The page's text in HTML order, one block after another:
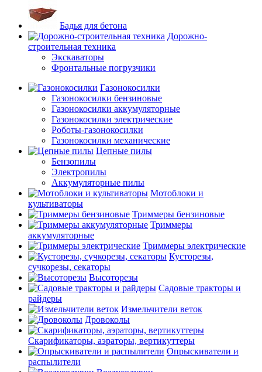
Бадья для бетона
Дорожно-
строительная техника
Экскаваторы
Фронтальные погрузчики
Газонокосилки
Газонокосилки бензиновые
Газонокосилки аккумуляторные
Газонокосилки электрические
Роботы-газонокосилки
Газонокосилки механические
Цепные пилы
Бензопилы
Электропилы
Аккумуляторные пилы
Мотоблоки и
культиваторы
Триммеры бензиновые
Триммеры
аккумуляторные
Триммеры электрические
Кусторезы,
сучкорезы, секаторы
Высоторезы
Садовые тракторы и
райдеры
Измельчители веток
Дровоколы
Скарификаторы, аэраторы, вертикуттеры
Опрыскиватели и
распылители